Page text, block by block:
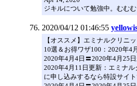
ジキルについて勉強中。むむ
2020/04/12 01:46:55
【オススメ】エミナルクリニ
10選＆お得ワザ100：2020年4
2020年4月4日〓2020年4月25日
2020年4月11日更新：エミナ
に申し込みするなら特設サイト